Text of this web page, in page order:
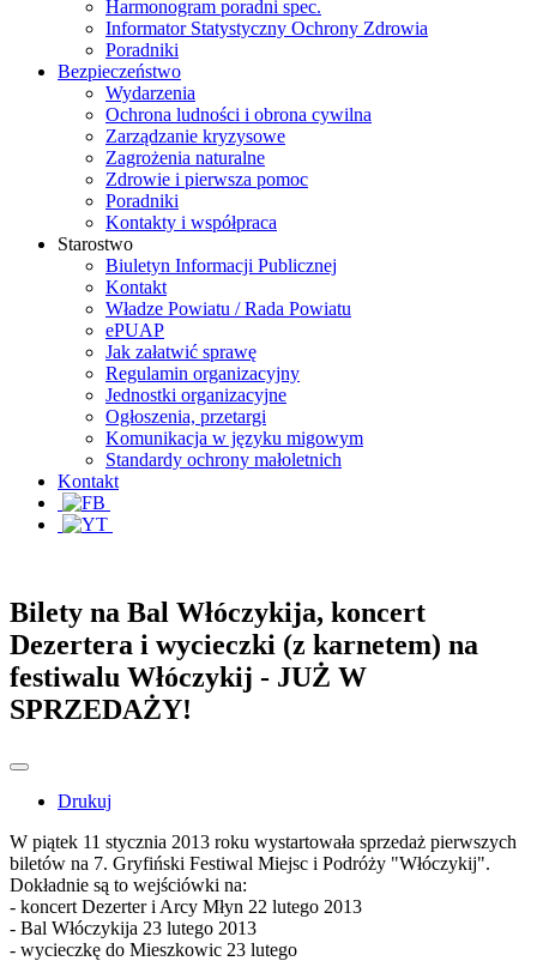
Harmonogram poradni spec.
Informator Statystyczny Ochrony Zdrowia
Poradniki
Bezpieczeństwo
Wydarzenia
Ochrona ludności i obrona cywilna
Zarządzanie kryzysowe
Zagrożenia naturalne
Zdrowie i pierwsza pomoc
Poradniki
Kontakty i współpraca
Starostwo
Biuletyn Informacji Publicznej
Kontakt
Władze Powiatu / Rada Powiatu
ePUAP
Jak załatwić sprawę
Regulamin organizacyjny
Jednostki organizacyjne
Ogłoszenia, przetargi
Komunikacja w języku migowym
Standardy ochrony małoletnich
Kontakt
Bilety na Bal Włóczykija, koncert
Dezertera i wycieczki (z karnetem) na
festiwalu Włóczykij - JUŻ W
SPRZEDAŻY!
Drukuj
W piątek 11 stycznia 2013 roku wystartowała sprzedaż pierwszych
biletów na 7. Gryfiński Festiwal Miejsc i Podróży "Włóczykij".
Dokładnie są to wejściówki na:
- koncert Dezerter i Arcy Młyn 22 lutego 2013
- Bal Włóczykija 23 lutego 2013
- wycieczkę do Mieszkowic 23 lutego